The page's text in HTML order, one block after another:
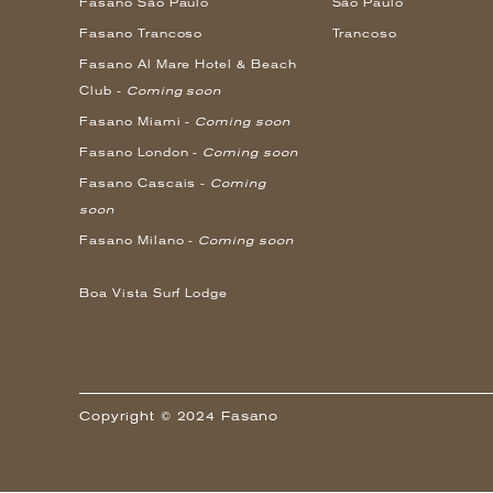
Fasano Trancoso
Fasano Al Mare Hotel & Beach
Club - Coming soon
Fasano Miami - Coming soon
Fasano London - Coming soon
Fasano Cascais - Coming
soon
Fasano Milano - Coming soon
Boa Vista Surf Lodge
Trancoso
Copyright © 2024 Fasano